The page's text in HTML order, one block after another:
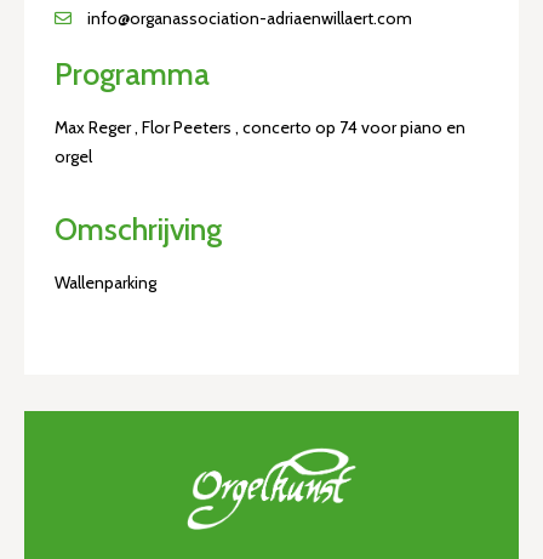
info@organassociation-adriaenwillaert.com
Programma
Max Reger , Flor Peeters , concerto op 74 voor piano en
orgel
Omschrijving
Wallenparking